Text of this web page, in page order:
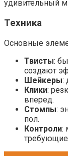
удивительный
Техника
Основные
Твисты:
создают
Шейкеры:
Клики:
вперед.
Стомпы:
пол.
Контроли:
требующие